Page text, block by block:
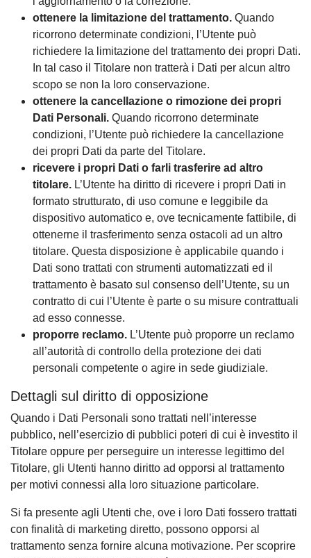
ottenere la limitazione del trattamento. Quando
ricorrono determinate condizioni, l’Utente può
richiedere la limitazione del trattamento dei propri Dati.
In tal caso il Titolare non tratterà i Dati per alcun altro
scopo se non la loro conservazione.
ottenere la cancellazione o rimozione dei propri
Dati Personali. Quando ricorrono determinate
condizioni, l’Utente può richiedere la cancellazione
dei propri Dati da parte del Titolare.
ricevere i propri Dati o farli trasferire ad altro
titolare. L’Utente ha diritto di ricevere i propri Dati in
formato strutturato, di uso comune e leggibile da
dispositivo automatico e, ove tecnicamente fattibile, di
ottenerne il trasferimento senza ostacoli ad un altro
titolare. Questa disposizione è applicabile quando i
Dati sono trattati con strumenti automatizzati ed il
trattamento è basato sul consenso dell’Utente, su un
contratto di cui l’Utente è parte o su misure contrattuali
ad esso connesse.
proporre reclamo. L’Utente può proporre un reclamo
all’autorità di controllo della protezione dei dati
personali competente o agire in sede giudiziale.
Dettagli sul diritto di opposizione
Quando i Dati Personali sono trattati nell’interesse
pubblico, nell’esercizio di pubblici poteri di cui è investito il
Titolare oppure per perseguire un interesse legittimo del
Titolare, gli Utenti hanno diritto ad opporsi al trattamento
per motivi connessi alla loro situazione particolare.
Si fa presente agli Utenti che, ove i loro Dati fossero trattati
con finalità di marketing diretto, possono opporsi al
trattamento senza fornire alcuna motivazione. Per scoprire